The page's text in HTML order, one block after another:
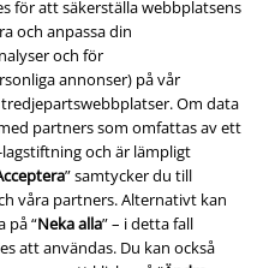
för att säkerställa webbplatsens
och anpassa din
och för
annonser) på vår
Om data
partners som omfattas av ett
och är lämpligt
” samtycker du till
våra partners. Alternativt kan
på “Neka alla” – i detta fall
att användas. Du kan också